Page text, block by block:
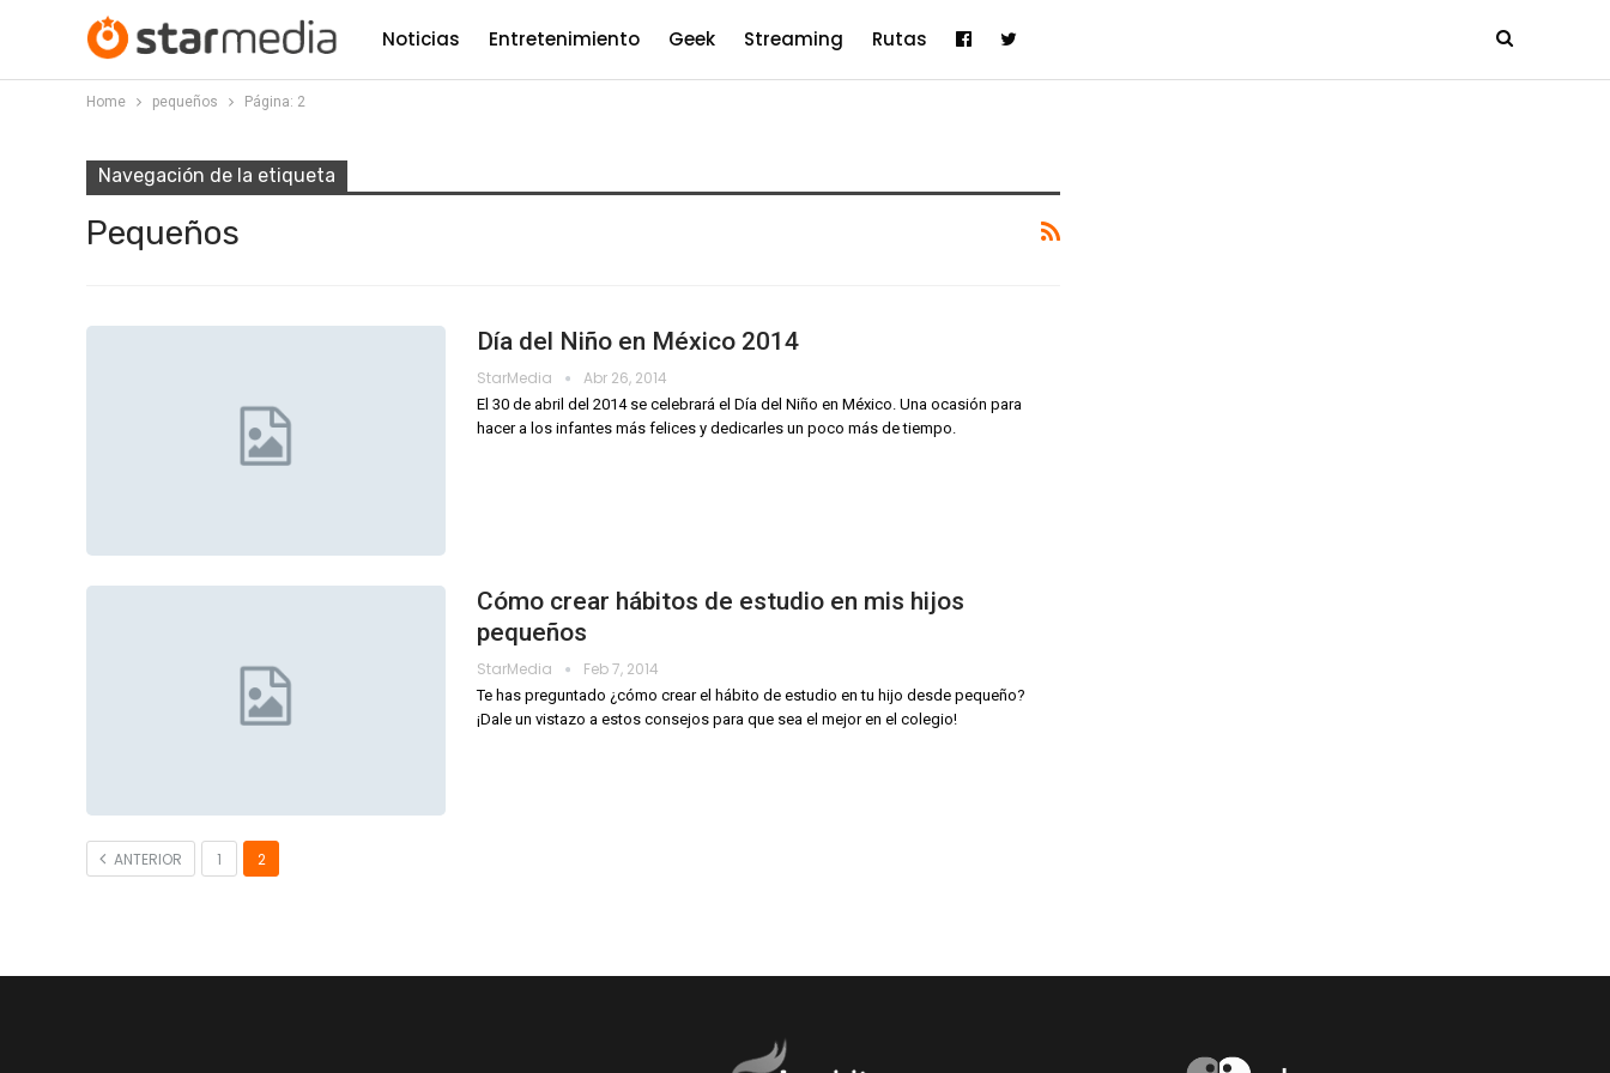
Noticias Entretenimiento Geek Streaming Rutas
Home pequeños Página: 2
Navegación de la etiqueta
Pequeños
Día del Niño en México 2014
StarMedia Abr 26, 2014
El 30 de abril del 2014 se celebrará el Día del Niño en México. Una ocasión para
hacer a los infantes más felices y dedicarles un poco más de tiempo.
Cómo crear hábitos de estudio en mis hijos
pequeños
StarMedia Feb 7, 2014
Te has preguntado ¿cómo crear el hábito de estudio en tu hijo desde pequeño?
¡Dale un vistazo a estos consejos para que sea el mejor en el colegio!
ANTERIOR 1 2